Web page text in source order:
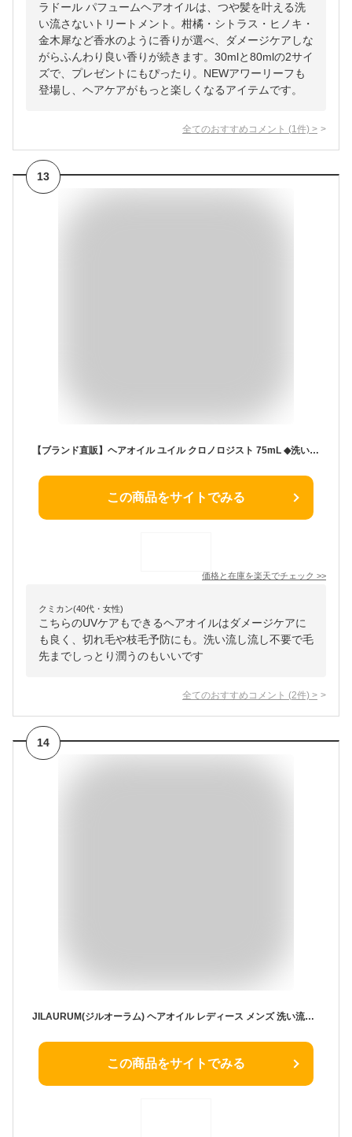
ラドール パフュームヘアオイルは、つや髪を叶える洗
い流さないトリートメント。柑橘・シトラス・ヒノキ・
金木犀など香水のように香りが選べ、ダメージケアしな
がらふんわり良い香りが続きます。30mlと80mlの2サイ
ズで、プレゼントにもぴったり。NEWアワーリーフも
登場し、ヘアケアがもっと楽しくなるアイテムです。
全てのおすすめコメント (1 件) >
13
【ブランド直販】ヘアオイル ユイル クロノロジスト 75mL ◆洗い流さない トリートメント アウトバス スタイリング ヘアケア セット UVケア ツヤ エイジングケア ダメージケア 切れ毛 枝毛 ギフト◆ケラスターゼ クロノロジスト ツヤ髪ケア
この商品をサイトでみる
価格と在庫を楽天でチェック >>
クミカン(40代・女性)
こちらのUVケアもできるヘアオイルはダメージケアに
も良く、切れ毛や枝毛予防にも。洗い流し流し不要で毛
先までしっとり潤うのもいいです
全てのおすすめコメント (2件) >
14
JILAURUM(ジルオーラム) ヘアオイル レディース メンズ 洗い流さないトリートメント サラサラ スタイリング 癖毛 30ml/単品
この商品をサイトでみる